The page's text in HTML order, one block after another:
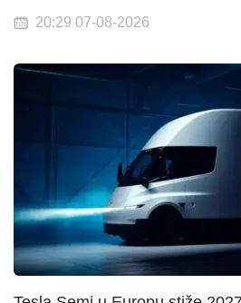
20:29 07-08-2026